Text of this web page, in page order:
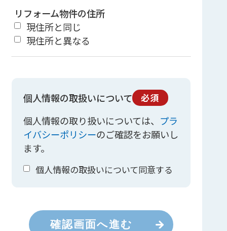
リフォーム物件の住所
現住所と同じ
現住所と異なる
個人情報の取扱いについて 必須
個人情報の取り扱いについては、 プラ
イバシーポリシーのご確認をお願いし
ます。
個人情報の取扱いについて同意する
確認画面へ進む